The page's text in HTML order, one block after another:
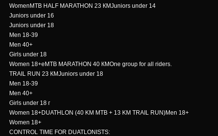
WomenMTB HALF MARATHON 23 КМJuniors under 14
Juniors under 16
Juniors under 18
Men 18-39
Men 40+
Girls under 18
Women 18+eMTB MARATHON 40 КМOne group for all riders.
TRAIL RUN 23 КМJuniors under 18
Men 18-39
Men 40+
Girls under 18 г
Women 18+DUATHLON (40 KM MTB + 13 KM TRAIL RUN)Men 18+
Women 18+
CONTROL TIME FOR DUATLONISTS: